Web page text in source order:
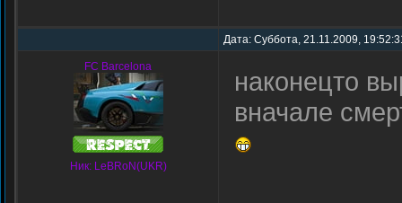
Дата: Суббота, 21.11.2009,
FC Barcelona
Ник: LeBRoN(UKR)
наконецто
вначале